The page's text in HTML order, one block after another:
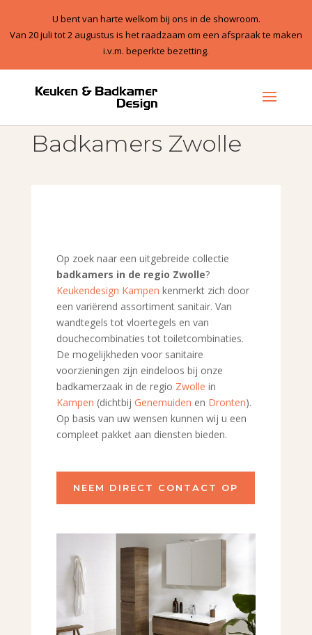
U bent van harte welkom bij ons in de showroom.
Van 20 juli tot 2 augustus is het raadzaam om een afspraak te maken
i.v.m. beperkte bezetting.
Badkamers Zwolle
Op zoek naar een uitgebreide collectie
badkamers in de regio Zwolle?
Keukendesign Kampen kenmerkt zich door
een variërend assortiment sanitair. Van
wandtegels tot vloertegels en van
douchecombinaties tot toiletcombinaties.
De mogelijkheden voor sanitaire
voorzieningen zijn eindeloos bij onze
badkamerzaak in de regio Zwolle in
Kampen (dichtbij Genemuiden en Dronten).
Op basis van uw wensen kunnen wij u een
compleet pakket aan diensten bieden.
NEEM DIRECT CONTACT OP